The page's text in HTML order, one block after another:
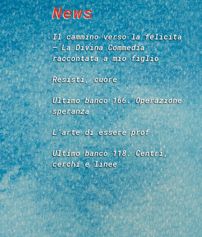
News
Il cammino verso la felicità
– La Divina Commedia
raccontata a mio figlio
Resisti, cuore
Ultimo banco 166. Operazione
speranza
L’arte di essere prof
Ultimo banco 118. Centri,
cerchi e linee